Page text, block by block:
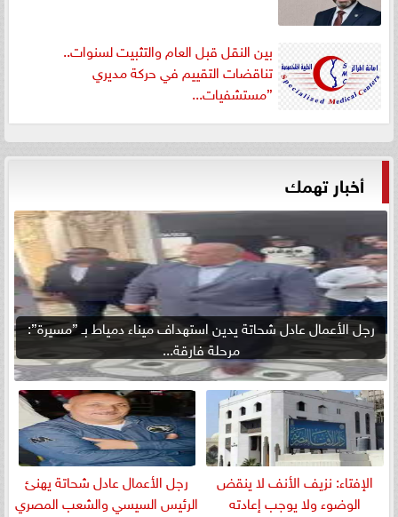
بين النقل قبل العام والتثبيت لسنوات..
تناقضات التقييم في حركة مديري
”مستشفيات...
أخبار تهمك
رجل الأعمال عادل شحاتة يدين استهداف ميناء دمياط بـ ”مسيرة”:
مرحلة فارقة...
الإفتاء: نزيف الأنف لا ينقض
الوضوء ولا يوجب إعادته
رجل الأعمال عادل شحاتة يهنئ
الرئيس السيسي والشعب المصري